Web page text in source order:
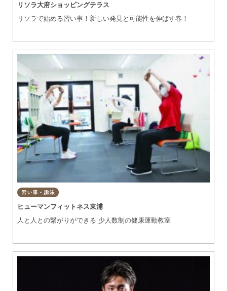
リソラ大府ショッピングテラス
リソラで始める習い事！新しい発見と可能性を伸ばす春！
習い事・趣味
ヒューマンフィットネス東浦
人と人との繋がりができる 少人数制の健康運動教室